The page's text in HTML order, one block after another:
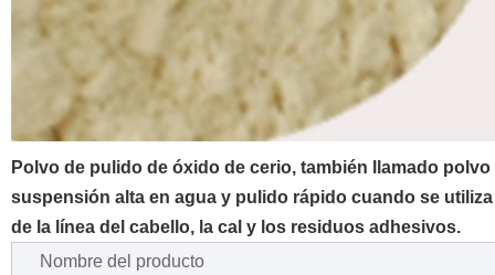
Polvo de pulido de óxido de cerio, también llamado
suspensión alta en agua y pulido rápido cuando se
de la línea del cabello, la cal y los residuos adhesivos.
Nombre del producto